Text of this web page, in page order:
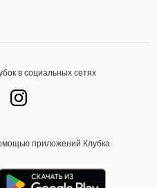
в социальных сетях
приложений Клубка